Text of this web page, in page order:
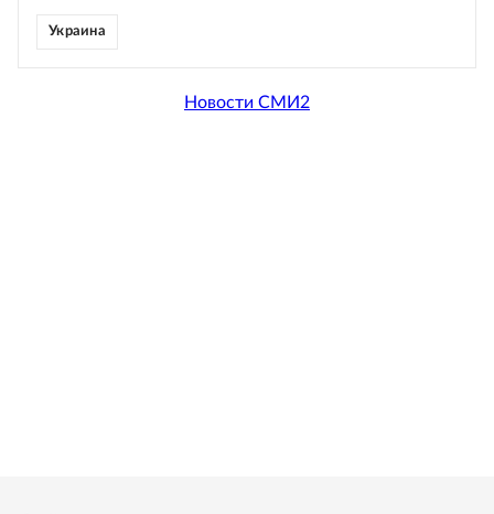
Украина
Новости СМИ2